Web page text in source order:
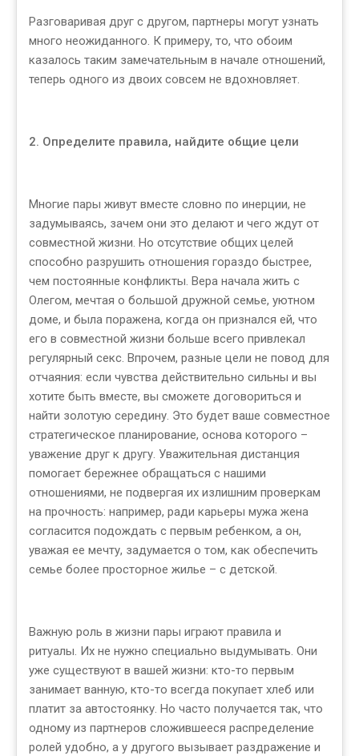
Разговаривая друг с другом, партнеры могут узнать
много неожиданного. К примеру, то, что обоим
казалось таким замечательным в начале отношений,
теперь одного из двоих совсем не вдохновляет.
2. Определите правила, найдите общие цели
Многие пары живут вместе словно по инерции, не
задумываясь, зачем они это делают и чего ждут от
совместной жизни. Но отсутствие общих целей
способно разрушить отношения гораздо быстрее,
чем постоянные конфликты. Вера начала жить с
Олегом, мечтая о большой дружной семье, уютном
доме, и была поражена, когда он признался ей, что
его в совместной жизни больше всего привлекал
регулярный секс. Впрочем, разные цели не повод для
отчаяния: если чувства действительно сильны и вы
хотите быть вместе, вы сможете договориться и
найти золотую середину. Это будет ваше совместное
стратегическое планирование, основа которого –
уважение друг к другу. Уважительная дистанция
помогает бережнее обращаться с нашими
отношениями, не подвергая их излишним проверкам
на прочность: например, ради карьеры мужа жена
согласится подождать с первым ребенком, а он,
уважая ее мечту, задумается о том, как обеспечить
семье более просторное жилье – с детской.
Важную роль в жизни пары играют правила и
ритуалы. Их не нужно специально выдумывать. Они
уже существуют в вашей жизни: кто-то первым
занимает ванную, кто-то всегда покупает хлеб или
платит за автостоянку. Но часто получается так, что
одному из партнеров сложившееся распределение
ролей удобно, а у другого вызывает раздражение и